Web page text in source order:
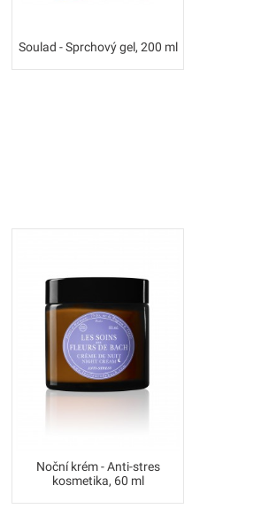
Soulad - Sprchový gel, 200 ml
Noční krém - Anti-stres
kosmetika, 60 ml